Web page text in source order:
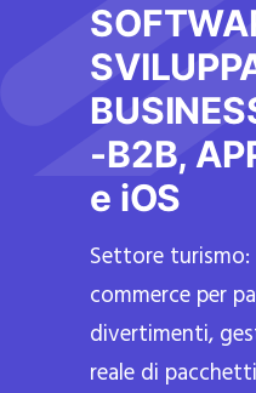
-B2B,
e iOS
Settore
commerce per
divertimenti,
reale di